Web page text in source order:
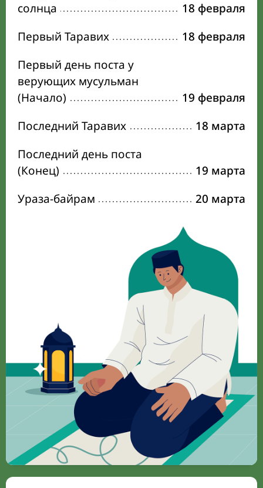
солнца
18 февраля
Первый Таравих
18 февраля
Первый день поста у
верующих мусульман
(Начало)
19 февраля
Последний Таравих
18 марта
Последний день поста
(Конец)
19 марта
Ураза-байрам
20 марта